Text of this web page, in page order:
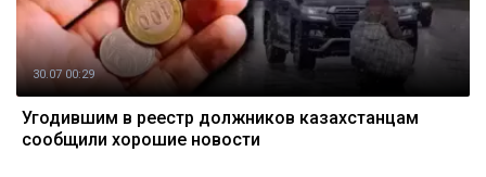
30.07 00:29
Угодившим в реестр должников казахстанцам
сообщили хорошие новости